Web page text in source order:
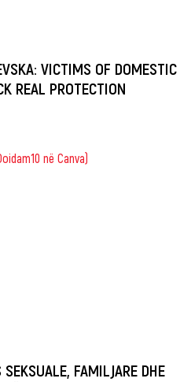
VICTIMS OF DOMESTIC
REAL PROTECTION
FAMILJARE DHE